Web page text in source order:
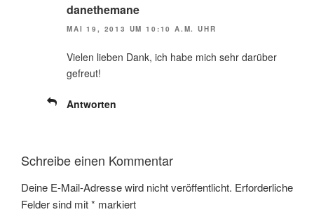
danethemane
MAI 19, 2013 UM 10:10 A.M. UHR
Vielen lieben Dank, ich habe mich sehr darüber
gefreut!
Antworten
Schreibe einen Kommentar
Deine E-Mail-Adresse wird nicht veröffentlicht. Erforderliche
Felder sind mit* markiert